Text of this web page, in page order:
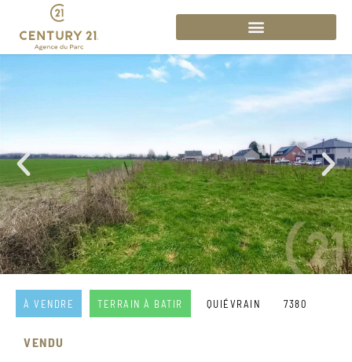
À VENDRE TERRAIN À BATIR QUIÉVRAIN 7380
VENDU